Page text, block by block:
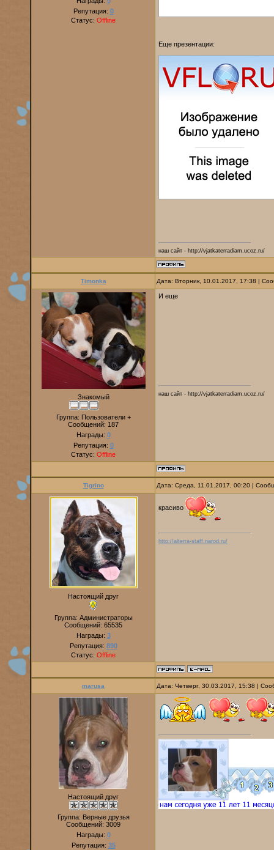
Репутация: 0
Статус: Offline
Еще презентации:
наш сайт - http://vjatkaterradiam.ucoz.ru/
Timonka Дата: Вторник, 10.01.2017, 17:38 |
Знакомый
Группа: Пользователи +
Сообщений: 187
Награды: 0
Репутация: 0
Статус: Offline
И еще
наш сайт - http://vjatkaterradiam.ucoz.ru/
Tigrino Дата: Среда, 11.01.2017, 00:20 |
Настоящий друг
Группа: Администраторы
Сообщений: 65535
Награды: 3
Репутация: 890
Статус: Offline
красиво
http://alterra-staff.narod.ru/
marusa Дата: Четверг, 30.03.2017, 15:38 |
Настоящий друг
Группа: Верные друзья
Сообщений: 3009
Награды: 0
Репутация: 35